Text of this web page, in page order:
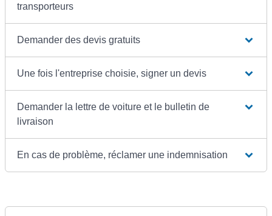
transporteurs
Demander des devis gratuits
Une fois l'entreprise choisie, signer un devis
Demander la lettre de voiture et le bulletin de
livraison
En cas de problème, réclamer une indemnisation